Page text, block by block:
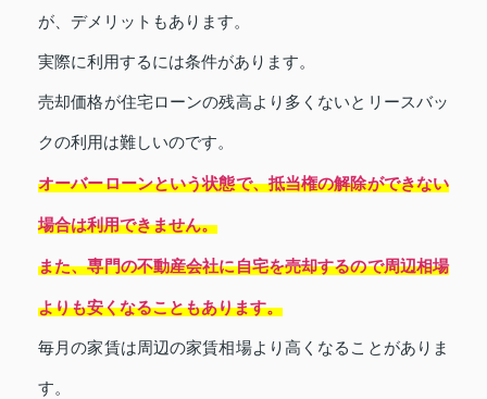
が、デメリットもあります。
実際に利用するには条件があります。
売却価格が住宅ローンの残高より多くないとリースバッ
クの利用は難しいのです。
オーバーローンという状態で、抵当権の解除ができない
場合は利用できません。
また、専門の不動産会社に自宅を売却するので周辺相場
よりも安くなることもあります。
毎月の家賃は周辺の家賃相場より高くなることがありま
す。